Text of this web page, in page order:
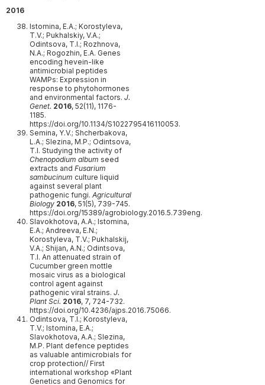
2016
Istomina, E.A.; Korostyleva,
T.V.; Pukhalskiy, V.A.;
Odintsova, T.I.; Rozhnova,
N.A.; Rogozhin, E.A. Genes
encoding hevein-like
antimicrobial peptides
WAMPs: Expression in
response to phytohormones
and environmental factors. J.
Genet. 2016, 52(11), 1176-
1185.
https://doi.org/10.1134/S1022795416110053.
Semina, Y.V.; Shcherbakova,
L.A.; Slezina, M.P.; Odintsova,
T.I. Studying the activity of
Chenopodium album seed
extracts and Fusarium
sambucinum culture liquid
against several plant
pathogenic fungi. Agricultural
Biology 2016, 51(5), 739-745.
https://doi.org/15389/agrobiology.2016.5.739eng.
Slavokhotova, A.A.; Istomina,
E.A.; Andreeva, E.N.;
Korostyleva, T.V.; Pukhalskij,
V.A.; Shijan, A.N.; Odintsova,
T.I. An attenuated strain of
Cucumber green mottle
mosaic virus as a biological
control agent against
pathogenic viral strains. J.
Plant Sci. 2016, 7, 724-732.
https://doi.org/10.4236/ajps.2016.75066.
Odintsova, T.I.; Korostyleva,
T.V.; Istomina, E.A.;
Slavokhotova, A.A.; Slezina,
M.P. Plant defence peptides
as valuable antimicrobials for
crop protection// First
international workshop «Plant
Genetics and Genomics for